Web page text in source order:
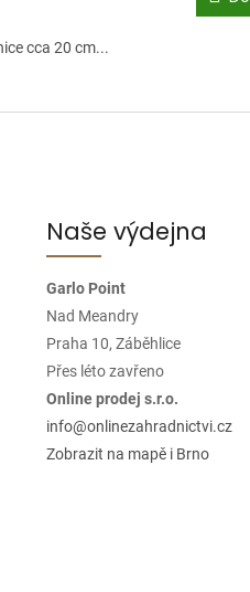
cca 20 cm...
Naše výdejna
Garlo Point
Nad Meandry
Praha 10, Záběhlice
Přes léto zavřeno
Online prodej s.r.o.
info@onlinezahradnictvi.cz
Zobrazit na mapě i Brno